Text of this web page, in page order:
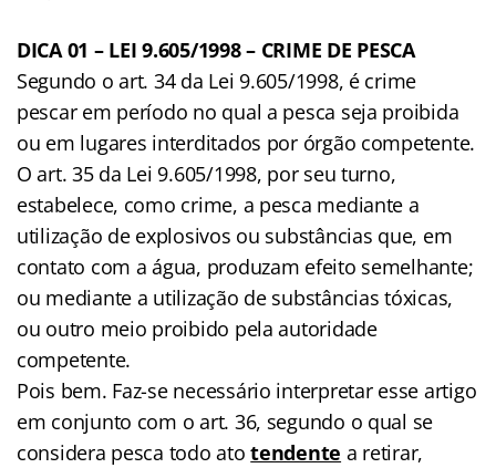
DICA 01 – LEI 9.605/1998 – CRIME DE PESCA
Segundo o art. 34 da Lei 9.605/1998, é crime
pescar em período no qual a pesca seja proibida
ou em lugares interditados por órgão competente.
O art. 35 da Lei 9.605/1998, por seu turno,
estabelece, como crime, a pesca mediante a
utilização de explosivos ou substâncias que, em
contato com a água, produzam efeito semelhante;
ou mediante a utilização de substâncias tóxicas,
ou outro meio proibido pela autoridade
competente.
Pois bem. Faz-se necessário interpretar esse artigo
em conjunto com o art. 36, segundo o qual se
considera pesca todo atotendente a retirar,